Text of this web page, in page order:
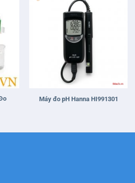
Máy đo pH Hanna HI991301